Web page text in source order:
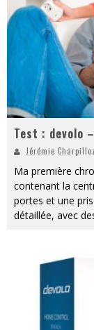
Test : devolo
Jérémie Charpilloz
Ma première
contenant la
portes et une
détaillée, avec